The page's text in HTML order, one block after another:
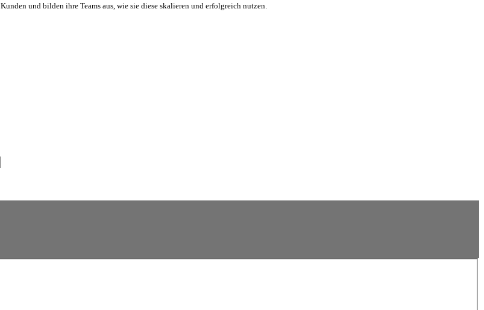
Kunden und bilden ihre Teams aus, wie sie diese skalieren und erfolgreich nutzen.